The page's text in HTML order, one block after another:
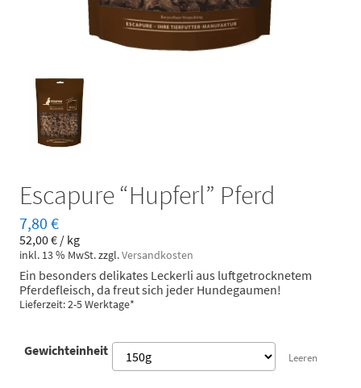
Escapure “Hupferl” Pferd
7,80 €
52,00€ / kg
inkl. 13 % MwSt.zzgl.Versandkosten
Ein besonders delikates Leckerli aus luftgetrocknetem
Pferdefleisch, da freut sich jeder Hundegaumen!
Lieferzeit: 2-5 Werktage*
Gewichteinheit Leeren